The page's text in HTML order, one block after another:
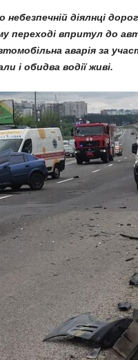
небезпечній діялнці
переході впритул до
аварія за
і обидва водії живі.